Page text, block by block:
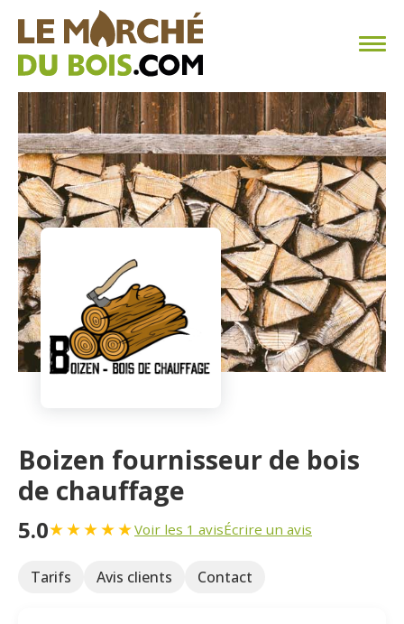
CHAUFFAGE AU BOIS
FAQ
CALCULER SA CONSOMMATION
TROUVER SON FOURNISSEUR
BLOG
ESPACE PRO
Boizen fournisseur de bois
de chauffage
5.0★★★★★Voir les 1 avisÉcrire un avis
Tarifs Avis clients Contact